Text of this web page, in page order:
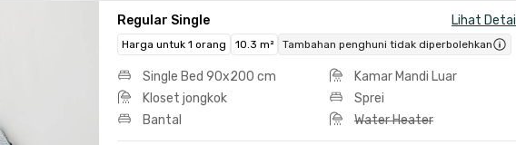
Regular Single Lihat Detail
Harga untuk 1 orang 10.3 m² Tambahan penghuni tidak diperbolehkan
Single Bed 90x200 cm
Kamar Mandi Luar
Kloset jongkok
Sprei
Bantal
Water Heater